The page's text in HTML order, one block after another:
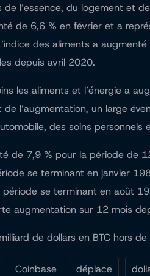
l’essence, du logement et
de 6,6 % en février et a
des aliments a
depuis avril 2020.
les aliments et l’énergie a
l’augmentation, un large
des soins personnels
de 7,9 % pour la période
se terminant en janvier
se terminant en août
augmentation sur 12 mois
de dollars en BTC hors
Coinbase déplace